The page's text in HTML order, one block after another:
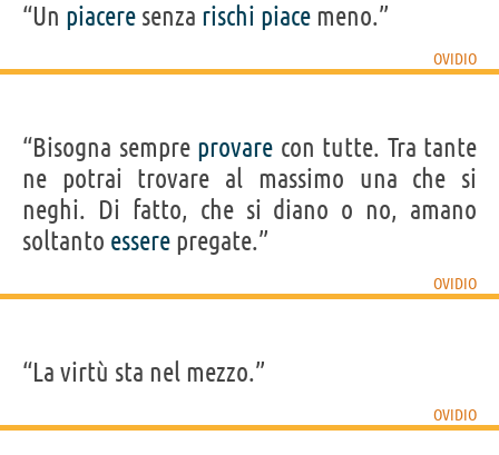
“Un piacere senza rischi piace meno.”
OVIDIO
“Bisogna sempre provare con tutte. Tra tante
ne potrai trovare al massimo una che si
neghi. Di fatto, che si diano o no, amano
soltanto essere pregate.”
OVIDIO
“La virtù sta nel mezzo.”
OVIDIO